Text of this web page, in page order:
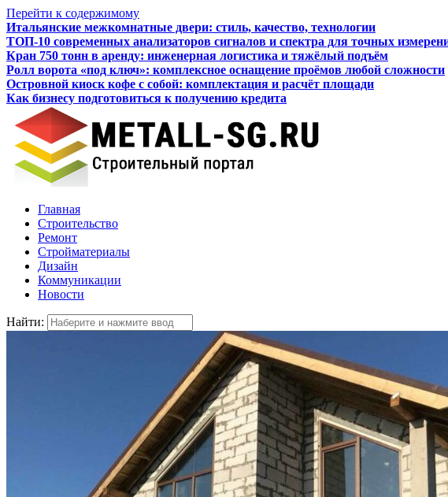
Перейти к содержимому
Итальянские межкомнатные двери: стиль, качество, технологии
ТОП-10 современных анализаторов сигналов и спектра для точных
Кран 750 тонн в аренду: инженерная логистика и тяжёлый подъём
Ролл ворота «под ключ»: комплексное оснащение проёмов любой сложности
Островной киоск кофе с собой: комплектация и расчёт площади
Как бизнесу подготовиться к получению кредита
Главная
Строительство
Ремонт
Стройматериалы
Дизайн
Коммуникации
Новости
Найти: